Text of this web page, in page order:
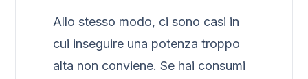
Allo stesso modo, ci sono casi in
cui inseguire una potenza troppo
alta non conviene. Se hai consumi